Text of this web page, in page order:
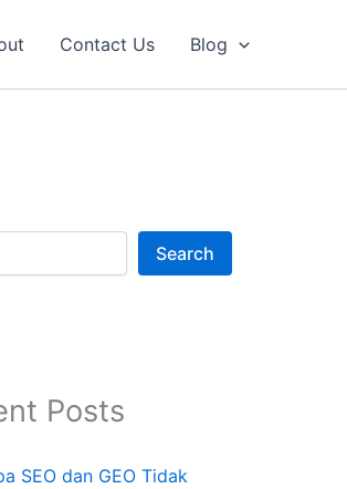
Contact Us Blog
Search
Posts
SEO dan GEO Tidak